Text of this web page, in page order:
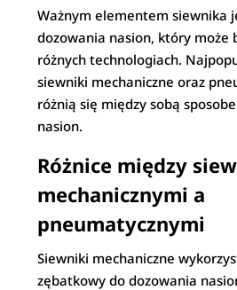
Ważnym elementem siewnika
dozowania nasion, który może
różnych technologiach.
siewniki mechaniczne oraz
różnią się między sobą
nasion.
Różnice między
mechanicznymi a
pneumatycznymi
Siewniki mechaniczne
zębatkowy do dozowania